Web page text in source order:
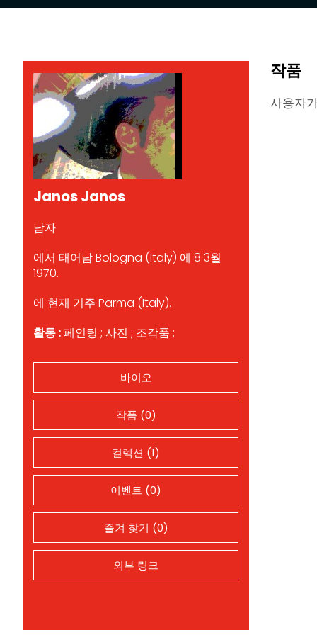
Janos Janos
남자
에서 태어남 Bologna (Italy) 에 8 3월
1970.
에 현재 거주 Parma (Italy).
활동 :페인팅 ; 사진 ; 조각품 ;
바이오
작품 (0)
컬렉션 (1)
이벤트 (0)
즐겨 찾기 (0)
외부 링크
작품
사용자